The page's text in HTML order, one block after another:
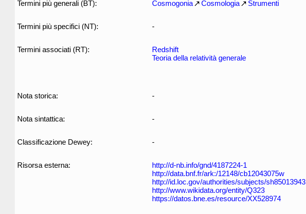
Termini più generali (BT): Cosmogonia Cosmologia Strumenti
Termini più specifici (NT): -
Termini associati (RT):
Redshift
Teoria della relatività generale
Nota storica: -
Nota sintattica: -
Classificazione Dewey: -
Risorsa esterna:
http://d-nb.info/gnd/4187224-1
http://data.bnf.fr/ark:/12148/cb12043075w
http://id.loc.gov/authorities/subjects/sh85013943
http://www.wikidata.org/entity/Q323
https://datos.bne.es/resource/XX528974